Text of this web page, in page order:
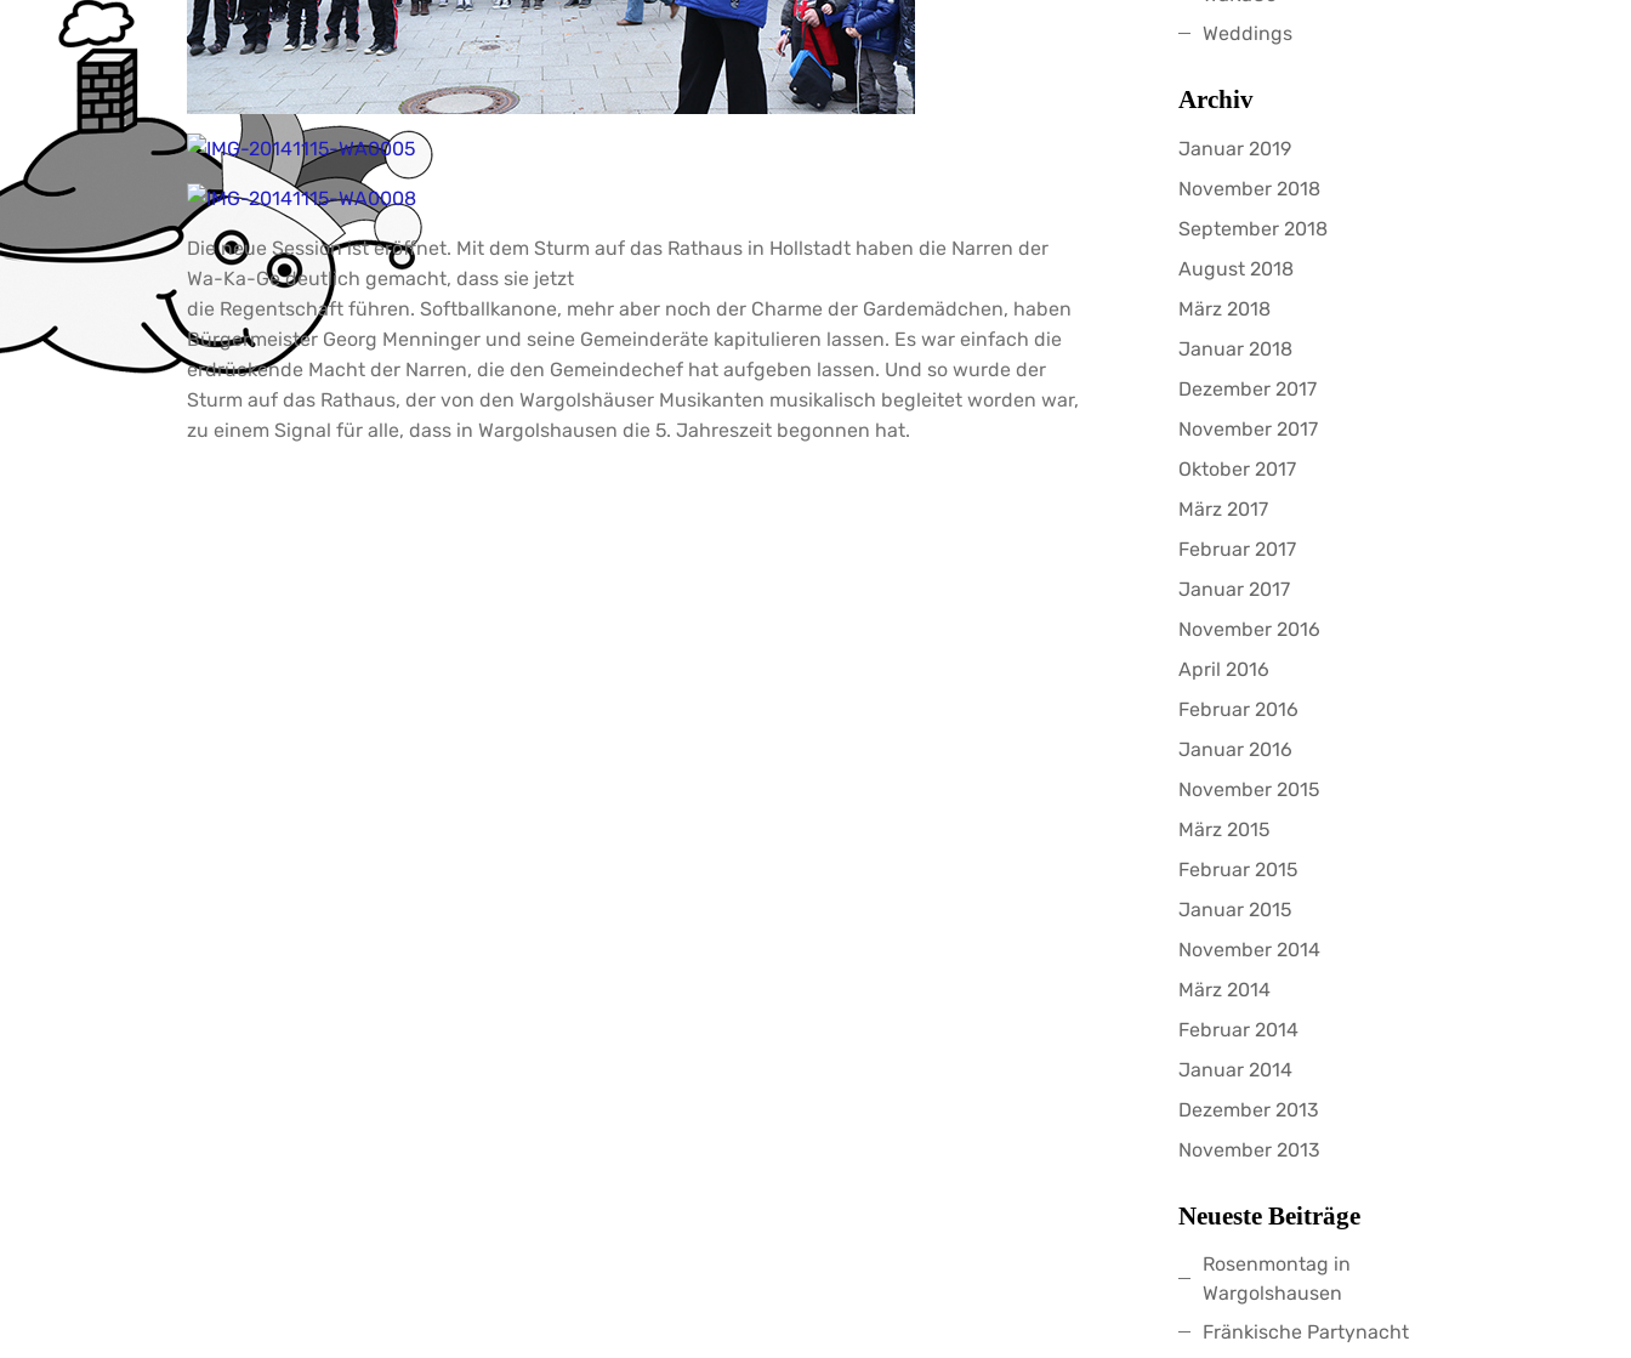
Die neue Session ist eröffnet. Mit dem Sturm auf das Rathaus in Hollstadt haben die Narren der
Wa-Ka-Ge deutlich gemacht, dass sie jetzt
die Regentschaft führen. Softballkanone, mehr aber noch der Charme der Gardemädchen, haben
Bürgermeister Georg Menninger und seine Gemeinderäte kapitulieren lassen. Es war einfach die
erdrückende Macht der Narren, die den Gemeindechef hat aufgeben lassen. Und so wurde der
Sturm auf das Rathaus, der von den Wargolshäuser Musikanten musikalisch begleitet worden war,
zu einem Signal für alle, dass in Wargolshausen die 5. Jahreszeit begonnen hat.
Weddings
Archiv
Januar 2019
November 2018
September 2018
August 2018
März 2018
Januar 2018
Dezember 2017
November 2017
Oktober 2017
März 2017
Februar 2017
Januar 2017
November 2016
April 2016
Februar 2016
Januar 2016
November 2015
März 2015
Februar 2015
Januar 2015
November 2014
März 2014
Februar 2014
Januar 2014
Dezember 2013
November 2013
Neueste Beiträge
Rosenmontag in
Wargolshausen
Fränkische Partynacht